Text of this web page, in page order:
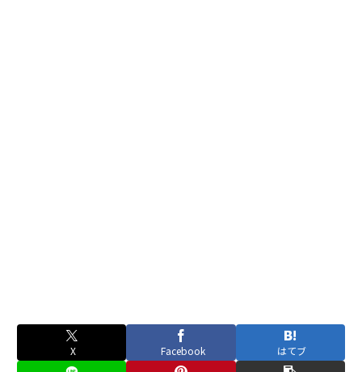
X Facebook はてブ